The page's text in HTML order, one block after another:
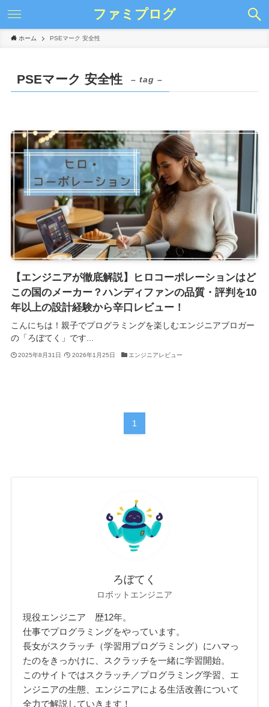
ファミプログ
ホーム PSEマーク 安全性
PSEマーク 安全性 – tag –
【エンジニアが徹底解説】ヒロコーポレーションはど
この国のメーカー？ハンディファンの品質・評判を10
年以上の設計経験から辛口レビュー！
こんにちは！親子でプログラミングを楽しむエンジニアブロガー
の「ろぼてく」です...
2025年8月31日 2026年1月25日 エンジニアレビュー
1
ろぼてく
ロボットエンジニア
現役エンジニア 歴12年。
仕事でプログラミングをやっています。
長女がスクラッチ（学習用プログラミング）にハマっ
たのをきっかけに、スクラッチを一緒に学習開始。
このサイトではスクラッチ／プログラミング学習、エ
ンジニアの生態、エンジニアによる生活改善について
全力で解説していきます！